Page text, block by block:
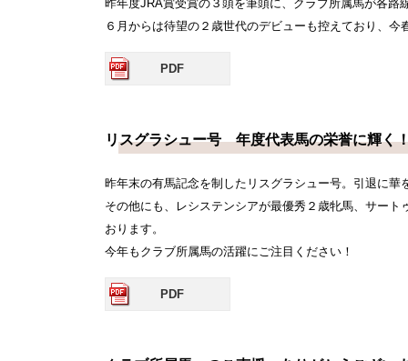
昨年度JRA賞受賞の３頭を筆頭に、クラブ所属馬が各路
６月からは待望の２歳世代のデビューも控えており、
PDF
リスグラシュー号 年度代表馬の栄誉に輝く
昨年末の有馬記念を制したリスグラシュー号。引退に
その他にも、レシステンシアが最優秀２歳牝馬、サー
おります。
今年もクラブ所属馬の活躍にご注目ください！
PDF